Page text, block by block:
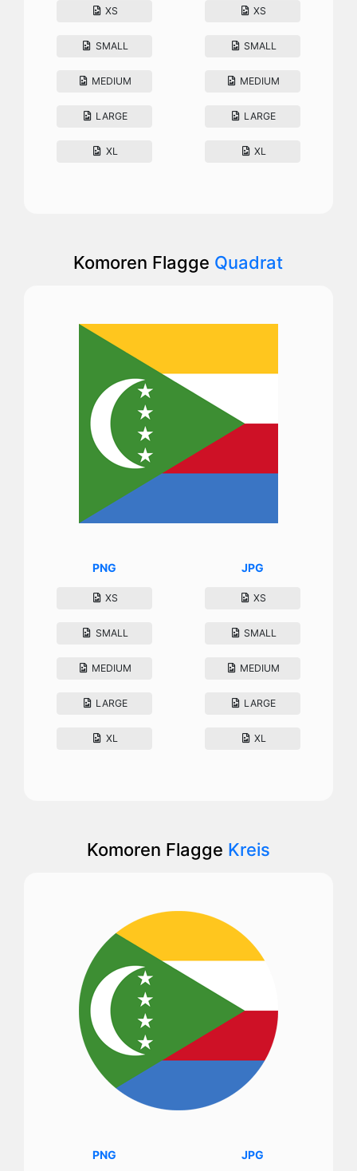
XS
SMALL
MEDIUM
LARGE
XL
XS
SMALL
MEDIUM
LARGE
XL
Komoren Flagge Quadrat
PNG
XS
SMALL
MEDIUM
LARGE
XL
JPG
XS
SMALL
MEDIUM
LARGE
XL
Komoren Flagge Kreis
PNG JPG